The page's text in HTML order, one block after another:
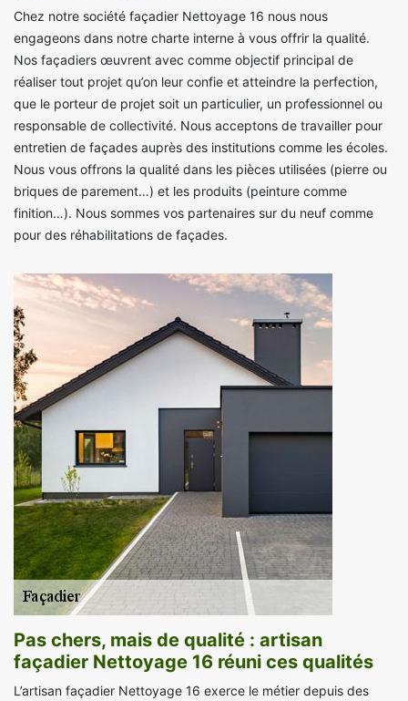
Chez notre société façadier Nettoyage 16 nous nous
engageons dans notre charte interne à vous offrir la qualité.
Nos façadiers œuvrent avec comme objectif principal de
réaliser tout projet qu’on leur confie et atteindre la perfection,
que le porteur de projet soit un particulier, un professionnel ou
responsable de collectivité. Nous acceptons de travailler pour
entretien de façades auprès des institutions comme les écoles.
Nous vous offrons la qualité dans les pièces utilisées (pierre ou
briques de parement…) et les produits (peinture comme
finition…). Nous sommes vos partenaires sur du neuf comme
pour des réhabilitations de façades.
Pas chers, mais de qualité : artisan
façadier Nettoyage 16 réuni ces qualités
L’artisan façadier Nettoyage 16 exerce le métier depuis des